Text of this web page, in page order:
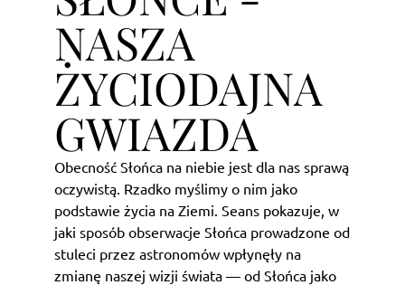
NASZA
ŻYCIODAJNA
GWIAZDA
Obecność Słońca na niebie jest dla nas sprawą
oczywistą. Rzadko myślimy o nim jako
podstawie życia na Ziemi. Seans pokazuje, w
jaki sposób obserwacje Słońca prowadzone od
stuleci przez astronomów wpłynęły na
zmianę naszej wizji świata — od Słońca jako